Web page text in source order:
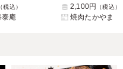
（税込）
泰庵
2,100円 （税込）
焼肉たかやま